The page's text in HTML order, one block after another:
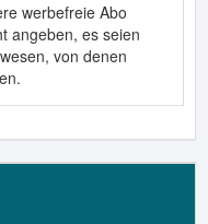
werbefreie Abo
angeben, es seien
von denen